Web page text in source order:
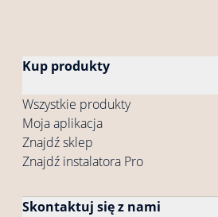
Kup produkty
Wszystkie produkty
Moja aplikacja
Znajdź sklep
Znajdź instalatora Pro
Skontaktuj się z nami